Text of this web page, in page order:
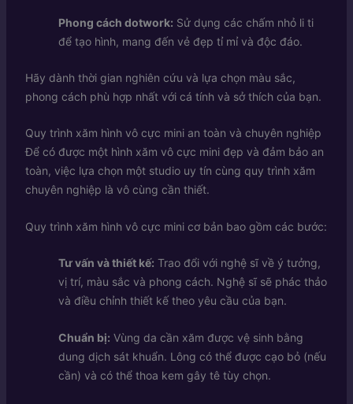
Phong cách dotwork: Sử dụng các chấm nhỏ li ti
để tạo hình, mang đến vẻ đẹp tỉ mỉ và độc đáo.
Hãy dành thời gian nghiên cứu và lựa chọn màu sắc,
phong cách phù hợp nhất với cá tính và sở thích của bạn.
Quy trình xăm hình vô cực mini an toàn và chuyên nghiệp
Để có được một hình xăm vô cực mini đẹp và đảm bảo an
toàn, việc lựa chọn một studio uy tín cùng quy trình xăm
chuyên nghiệp là vô cùng cần thiết.
Quy trình xăm hình vô cực mini cơ bản bao gồm các bước:
Tư vấn và thiết kế: Trao đổi với nghệ sĩ về ý tưởng,
vị trí, màu sắc và phong cách. Nghệ sĩ sẽ phác thảo
và điều chỉnh thiết kế theo yêu cầu của bạn.
Chuẩn bị: Vùng da cần xăm được vệ sinh bằng
dung dịch sát khuẩn. Lông có thể được cạo bỏ (nếu
cần) và có thể thoa kem gây tê tùy chọn.